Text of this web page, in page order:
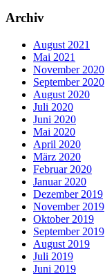
Archiv
August 2021
Mai 2021
November 2020
September 2020
August 2020
Juli 2020
Juni 2020
Mai 2020
April 2020
März 2020
Februar 2020
Januar 2020
Dezember 2019
November 2019
Oktober 2019
September 2019
August 2019
Juli 2019
Juni 2019